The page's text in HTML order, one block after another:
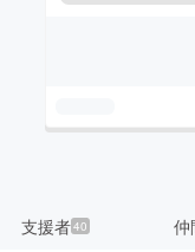
支援者40 仲